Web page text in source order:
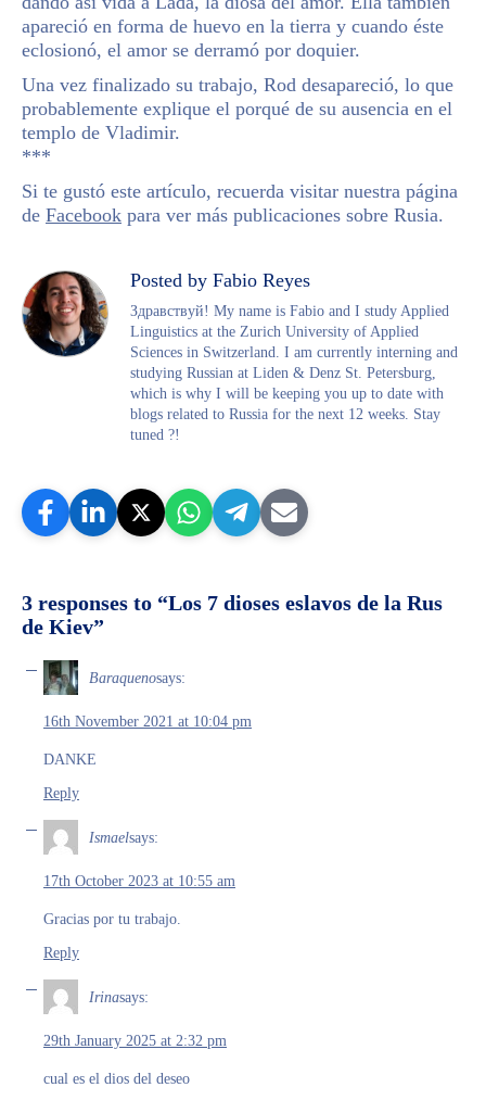
apareció en forma de huevo en la tierra y cuando éste
eclosionó, el amor se derramó por doquier.
Una vez finalizado su trabajo, Rod desapareció, lo que
probablemente explique el porqué de su ausencia en el
templo de Vladimir.
***
Si te gustó este artículo, recuerda visitar nuestra página
de Facebook para ver más publicaciones sobre Rusia.
Posted by Fabio Reyes
Здравствуй! My name is Fabio and I study Applied
Linguistics at the Zurich University of Applied
Sciences in Switzerland. I am currently interning and
studying Russian at Liden & Denz St. Petersburg,
which is why I will be keeping you up to date with
blogs related to Russia for the next 12 weeks. Stay
tuned ?!
3 responses to “Los 7 dioses eslavos de la Rus
de Kiev”
Baraquenosays:
16th November 2021 at 10:04 pm
DANKE
Reply
Ismaelsays:
17th October 2023 at 10:55 am
Gracias por tu trabajo.
Reply
Irinasays:
29th January 2025 at 2:32 pm
cual es el dios del deseo